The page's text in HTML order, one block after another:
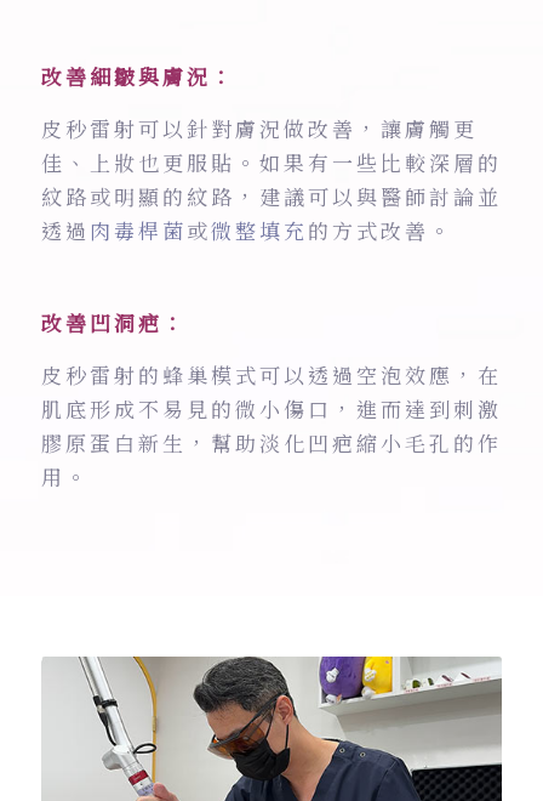
改善細皺與膚況：
皮秒雷射可以針對膚況做改善，讓膚觸更
佳、上妝也更服貼。如果有一些比較深層的
紋路或明顯的紋路，建議可以與醫師討論並
透過 肉毒桿菌或微整填充 的方式改善。
改善凹洞疤：
皮秒雷射的蜂巢模式可以透過空泡效應，在
肌底形成不易見的微小傷口，進而達到刺激
膠原蛋白新生，幫助淡化凹疤縮小毛孔的作
用。